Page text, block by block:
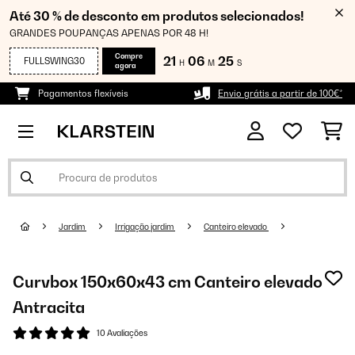
Até 30 % de desconto em produtos selecionados!
GRANDES POUPANÇAS APENAS POR 48 H!
FULLSWING30
Compre
agora
21 H 06 M 25 S
Pagamentos flexíveis Envio grátis a partir de 100€*
Jardim Irrigação jardim Canteiro elevado
Curvbox 150x60x43 cm Canteiro elevado
Antracita
10 Avaliações